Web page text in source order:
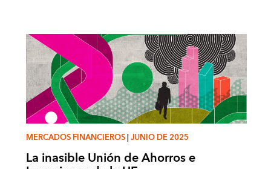
MERCADOS FINANCIEROS|JUNIO DE 2025
La inasible Unión de Ahorros e